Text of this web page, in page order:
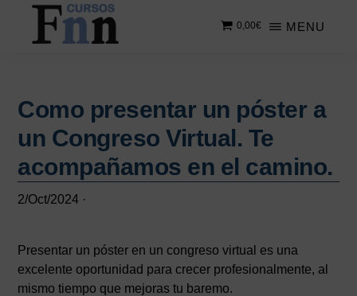
Saltar
contenido
Saltar
principal
online
MENU
0,00€
Como presentar un póster a
un Congreso Virtual. Te
acompañamos en el camino.
2/Oct/2024 ·
Presentar un póster en un congreso virtual es una
excelente oportunidad para crecer profesionalmente, al
mismo tiempo que mejoras tu baremo.